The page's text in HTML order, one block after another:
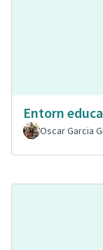
Entorn
Oscar Garcia